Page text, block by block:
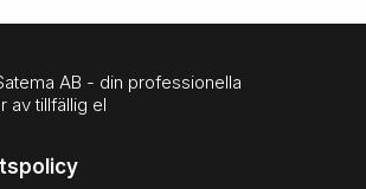
AB - din professionella
av tillfällig el